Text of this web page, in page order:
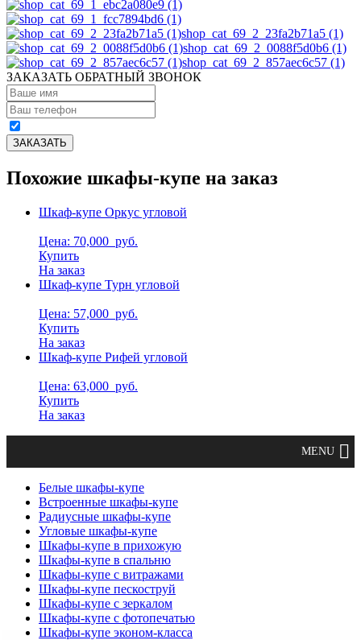
shop_cat_69_2_23fa2b71a5 (1)
shop_cat_69_2_0088f5d0b6 (1)
shop_cat_69_2_857aec6c57 (1)
ЗАКАЗАТЬ ОБРАТНЫЙ ЗВОНОК
Похожие шкафы-купе на заказ
Шкаф-купе Оркус угловой
Цена: 70,000 руб.
Купить
На заказ
Шкаф-купе Турн угловой
Цена: 57,000 руб.
Купить
На заказ
Шкаф-купе Рифей угловой
Цена: 63,000 руб.
Купить
На заказ
Белые шкафы-купе
Встроенные шкафы-купе
Радиусные шкафы-купе
Угловые шкафы-купе
Шкафы-купе в прихожую
Шкафы-купе в спальню
Шкафы-купе с витражами
Шкафы-купе пескоструй
Шкафы-купе с зеркалом
Шкафы-купе с фотопечатью
Шкафы-купе эконом-класса